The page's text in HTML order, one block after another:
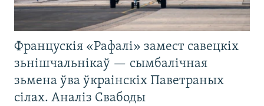
Францускія «Рафалі» замест савецкіх
зьнішчальнікаў — сымбалічная
зьмена ўва ўкраінскіх Паветраных
сілах. Аналіз Свабоды